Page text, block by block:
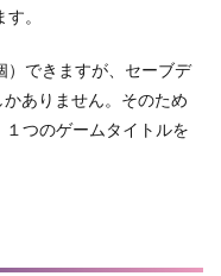
。
）できますが、セーブデ
ありません。そのため
つのゲームタイトルを